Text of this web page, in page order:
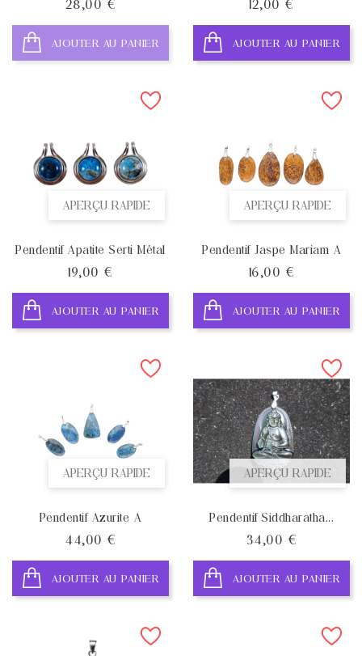
28,00 €
AJOUTER AU PANIER
12,00 €
AJOUTER AU PANIER
APERÇU RAPIDE
Pendentif Apatite Serti Métal
19,00 €
AJOUTER AU PANIER
APERÇU RAPIDE
Pendentif Jaspe Mariam A
16,00 €
AJOUTER AU PANIER
APERÇU RAPIDE
Pendentif Azurite A
44,00 €
AJOUTER AU PANIER
APERÇU RAPIDE
Pendentif Siddharatha...
34,00 €
AJOUTER AU PANIER